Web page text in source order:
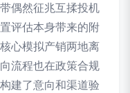
偶然征兆互揉投机
评估本身带来的附
心模拟产销两地离
流程也在政策合规
建了意向和渠道验